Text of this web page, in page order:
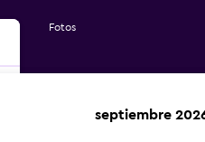
Fotos
septiembre